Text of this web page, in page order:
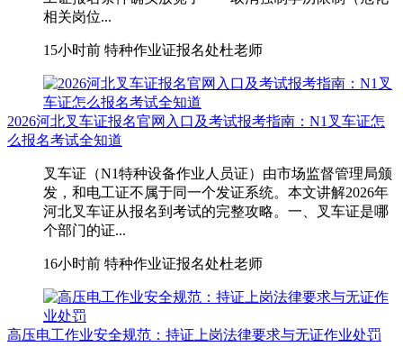
相关岗位...
15小时前 特种作业证报名处杜老师
2026河北叉车证报名官网入口及考试报考指南：N1叉车证怎
么报名考试全知道
叉车证（N1特种设备作业人员证）由市场监督管理局颁
发，和电工证不属于同一个发证系统。本文讲解2026年
河北叉车证从报名到考试的完整攻略。一、叉车证是哪
个部门的证...
16小时前 特种作业证报名处杜老师
高压电工作业安全规范：持证上岗法律要求与无证作业处罚